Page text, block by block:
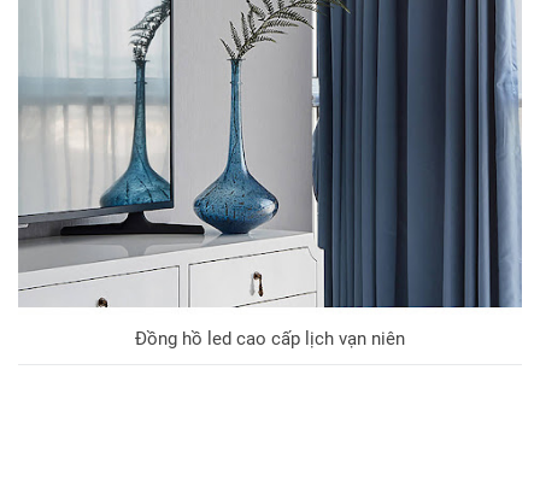
Đồng hồ led cao cấp lịch vạn niên